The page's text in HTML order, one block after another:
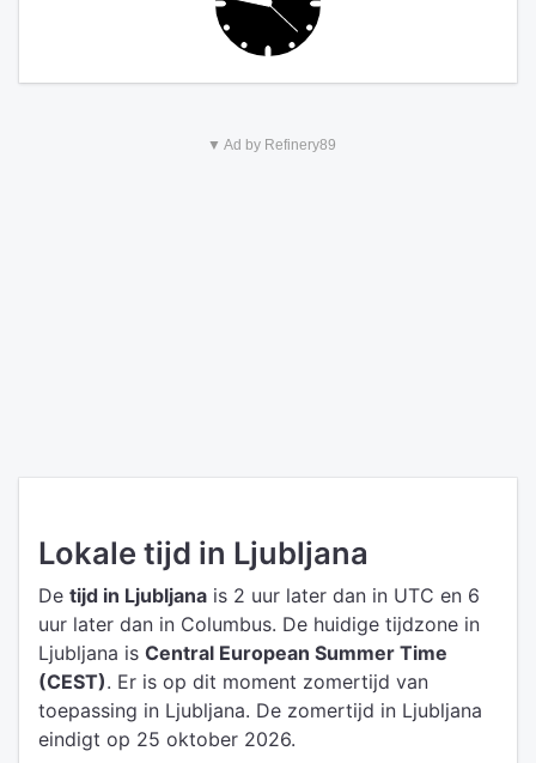
▼ Ad by Refinery89
Lokale tijd in Ljubljana
De tijd in Ljubljana is 2 uur later dan in UTC en 6
uur later dan in Columbus. De huidige tijdzone in
Ljubljana is Central European Summer Time
(CEST). Er is op dit moment zomertijd van
toepassing in Ljubljana. De zomertijd in Ljubljana
eindigt op 25 oktober 2026.